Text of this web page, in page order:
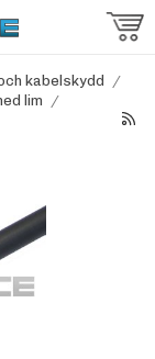
kabelskydd
/
lim
/